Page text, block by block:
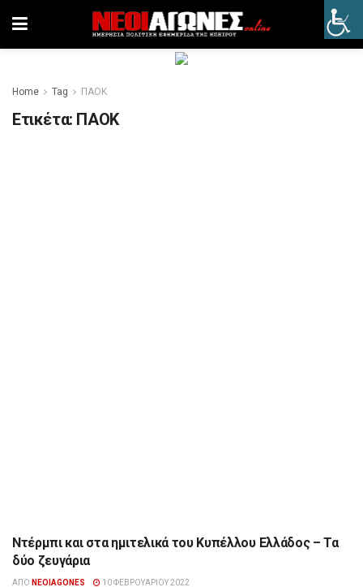
Home Tag ΠΑΟΚ
Ετικέτα: ΠΑΟΚ
ΑΘΛΗΤΙΣΜΌΣ
Ντέρμπι και στα ημιτελικά του Κυπέλλου Ελλάδος – Τα
δύο ζευγάρια
ΑΠΌ NEOIAGONES 10 ΦΕΒΡΟΥΑΡΊΟΥ 2022